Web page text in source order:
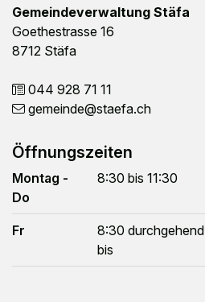
Gemeindeverwaltung Stäfa
Goethestrasse 16
8712 Stäfa
044 928 71 11
gemeinde@staefa.ch
Öffnungszeiten
Montag -
Do
8:30 bis 11:30
Fr
8:30 durchgehend
bis